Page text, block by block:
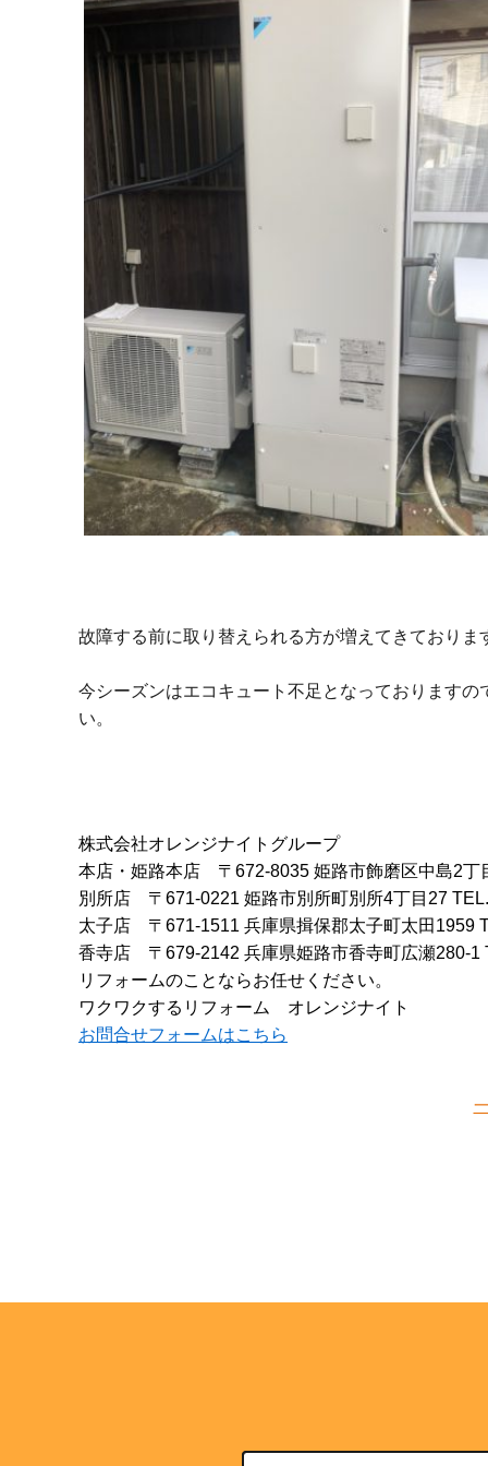
故障する前に取り替えられる方が増えてきておりま
今シーズンはエコキュート不足となっております
い。
株式会社オレンジナイトグループ
本店・姫路本店
〒672-8035 姫路市飾磨区中島2
別所店
〒671-0221 姫路市別所町別所4丁目27
太子店
〒671-1511 兵庫県揖保郡太子町太田1959
香寺店
〒679-2142 兵庫県姫路市香寺町広瀬280-1
リフォームのことならお任せください。
ワクワクするリフォーム オレンジナイト
お問合せフォームはこちら